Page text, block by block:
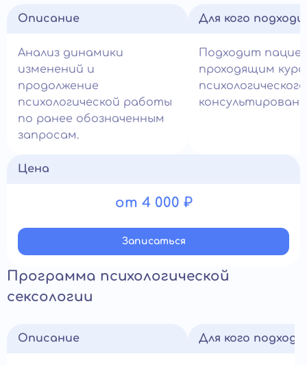
Описание
Анализ динамики
изменений и
продолжение
психологической работы
по ранее обозначенным
запросам.
Для кого
Подходит
проходящим курс
психологического
Цена
от 4 000 ₽
Записатьcя
Программа психологической
сексологии
Описание Для кого